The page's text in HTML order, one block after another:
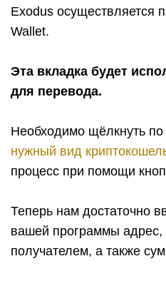
Exodus осуществляется
Wallet.
Эта вкладка будет
для перевода.
Необходимо щёлкнуть по
нужный вид
процесс при помощи
Теперь нам достаточно
вашей программы адрес,
получателем, а также